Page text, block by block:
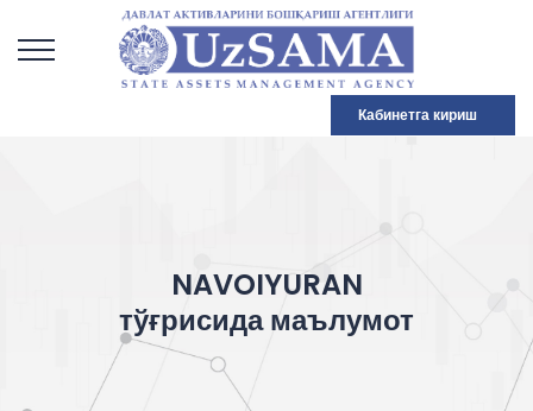
Кабинетга кириш
NAVOIYURAN
тўғрисида маълумот